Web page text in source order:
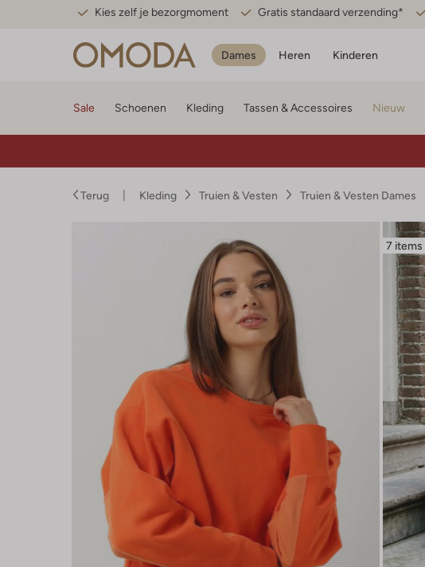
Kies zelf je bezorgmoment Gratis standaard verzending*
Dames Heren Kinderen
Sale Schoenen Kleding Tassen & Accessoires Nieuw
Terug Kleding Truien & Vesten Truien & Vesten Dames
7 items